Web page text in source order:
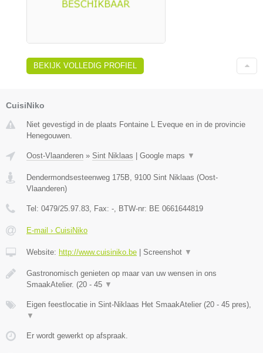
BEKIJK VOLLEDIG PROFIEL
CuisiNiko
Niet gevestigd in de plaats Fontaine L Eveque en in de provincie
Henegouwen.
Oost-Vlaanderen » Sint Niklaas | Google maps ▼
Dendermondsesteenweg 175B 9100 Sint Niklaas (Oost-
Vlaanderen)
Tel: 0479/25.97.83 , Fax: - , BTW-nr: BE 0661644819
E-mail › CuisiNiko
Website: http://www.cuisiniko.be | Screenshot ▼
Gastronomisch genieten op maar van uw wensen in ons
SmaakAtelier. (20 - 45 ▼
Eigen feestlocatie in Sint-Niklaas Het SmaakAtelier (20 - 45 pres),
▼
Er wordt gewerkt op afspraak.